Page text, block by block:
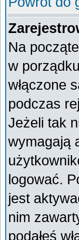
Na
w
włączone
podczas
Jeżeli tak
wymagają
logować.
jest
nim
podałeś